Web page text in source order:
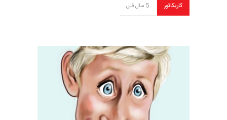
کاریکاتور 5 سال قبل